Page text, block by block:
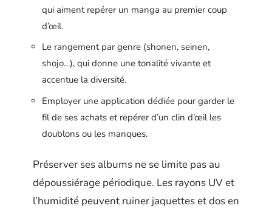
qui aiment repérer un manga au premier coup
d’œil.
Le rangement par genre (shonen, seinen,
shojo…), qui donne une tonalité vivante et
accentue la diversité.
Employer une application dédiée pour garder le
fil de ses achats et repérer d’un clin d’œil les
doublons ou les manques.
Préserver ses albums ne se limite pas au
dépoussiérage périodique. Les rayons UV et
l’humidité peuvent ruiner jaquettes et dos en